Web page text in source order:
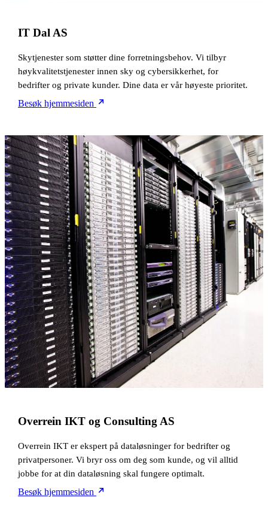
IT Dal AS
Skytjenester som støtter dine forretningsbehov. Vi tilbyr
høykvalitetstjenester innen sky og cybersikkerhet, for
bedrifter og private kunder. Dine data er vår høyeste prioritet.
Besøk hjemmesiden
Overrein IKT og Consulting AS
Overrein IKT er ekspert på dataløsninger for bedrifter og
privatpersoner. Vi bryr oss om deg som kunde, og vil alltid
jobbe for at din dataløsning skal fungere optimalt.
Besøk hjemmesiden